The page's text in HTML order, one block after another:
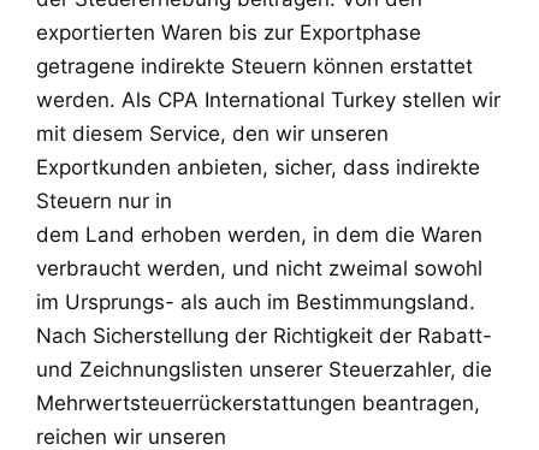
exportierten Waren bis zur Exportphase
getragene indirekte Steuern können erstattet
werden. Als CPA International Turkey stellen wir
mit diesem Service, den wir unseren
Exportkunden anbieten, sicher, dass indirekte
Steuern nur in
dem Land erhoben werden, in dem die Waren
verbraucht werden, und nicht zweimal sowohl
im Ursprungs- als auch im Bestimmungsland.
Nach Sicherstellung der Richtigkeit der Rabatt-
und Zeichnungslisten unserer Steuerzahler, die
Mehrwertsteuerrückerstattungen beantragen,
reichen wir unseren